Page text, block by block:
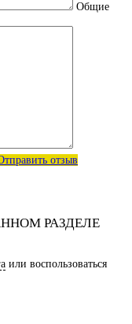
Общие
отзыв
РАЗДЕЛЕ
или воспользоваться